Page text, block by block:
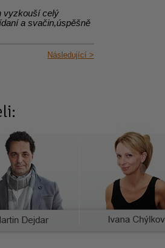
vyzkouší celý
a svačin,úspěšně
Následující >